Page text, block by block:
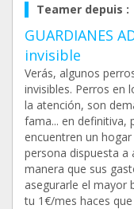
Teamer depuis :
GUARDIANES
invisible
Verás, algunos
invisibles. Perros en
la atención, son
fama... en definitiva,
encuentren un hogar
persona dispuesta a
manera que sus
asegurarle el mayor
tu 1€/mes haces